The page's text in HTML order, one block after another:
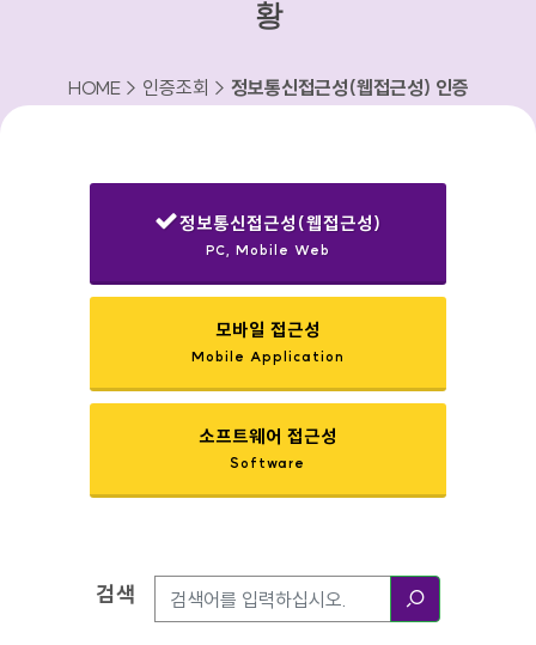
황
HOME > 인증조회 > 정보통신접근성(웹접근성) 인증
정보통신접근성(웹접근성)
PC, Mobile Web
모바일 접근성
Mobile Application
소프트웨어 접근성
Software
검색옵션
검색